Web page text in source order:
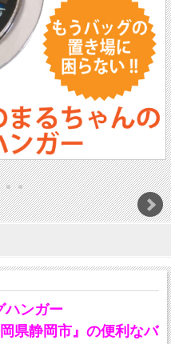
ハンガー
県静岡市』の便利なバ